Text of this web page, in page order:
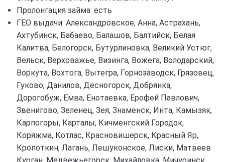
Пролонгация займа: есть
ГЕО выдачи: Александровское, Анна, Астрахань,
Ахтубинск, Бабаево, Балашов, Балтийск, Белая
Калитва, Белогорск, Бутурлиновка, Великий Устюг,
Вельск, Верховажье, Визинга, Вожега, Володарский,
Воркута, Вохтога, Вытегра, Горнозаводск, Грязовец,
Гуково, Данилов, Десногорск, Добрянка,
Дорогобуж, Емва, Енотаевка, Ерофей Павлович,
Звенигово, Зеленец, Зея, Знаменск, Инта, Камызяк,
Карпогоры, Карталы, Кичменгский Городок,
Коряжма, Котлас, Красновишерск, Красный Яр,
Кропоткин, Лагань, Лешуконское, Лиски, Матвеев